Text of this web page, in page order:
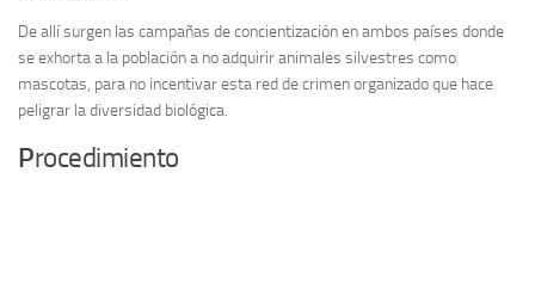
De allí surgen las campañas de concientización en ambos países donde
se exhorta a la población a no adquirir animales silvestres como
mascotas, para no incentivar esta red de crimen organizado que hace
peligrar la diversidad biológica.
Procedimiento